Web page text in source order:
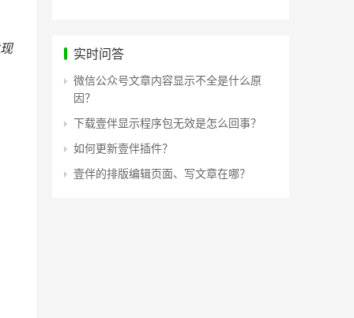
实时问答
微信公众号文章内容显示不全是什么原
因？
下载壹伴显示程序包无效是怎么回事？
如何更新壹伴插件？
壹伴的排版编辑页面、写文章在哪？